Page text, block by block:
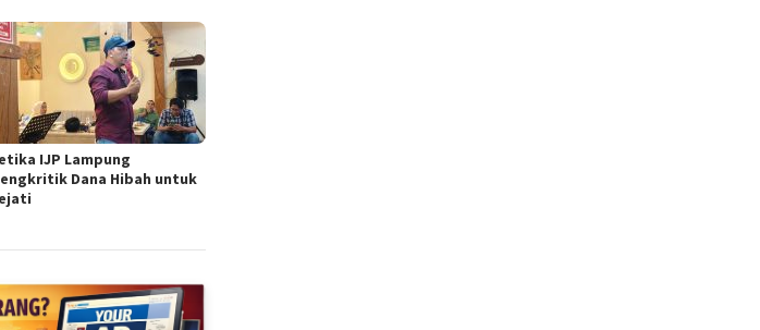
IJP Lampung
Dana Hibah untuk